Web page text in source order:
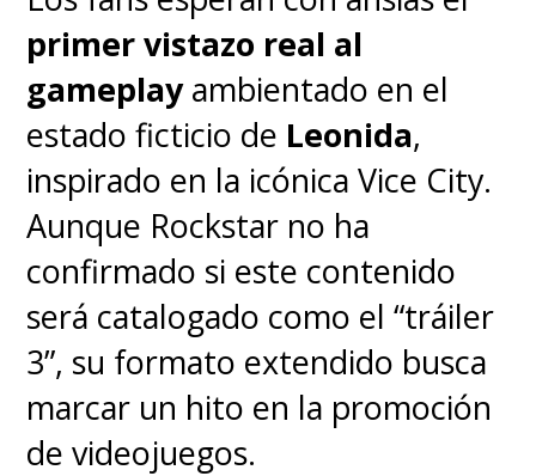
primer vistazo real al
gameplayambientado en el
estado ficticio de Leonida,
inspirado en la icónica Vice City.
Aunque Rockstar no ha
confirmado si este contenido
será catalogado como el “tráiler
3”, su formato extendido busca
marcar un hito en la promoción
de videojuegos.